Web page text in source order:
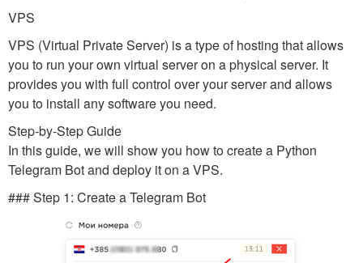
VPS
VPS (Virtual Private Server) is a type of hosting that allows
you to run your own virtual server on a physical server. It
provides you with full control over your server and allows
you to install any software you need.
Step-by-Step Guide
In this guide, we will show you how to create a Python
Telegram Bot and deploy it on a VPS.
### Step 1: Create a Telegram Bot